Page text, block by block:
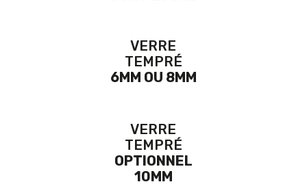
VERRE
TEMPRÉ
6MM OU 8MM
VERRE
TEMPRÉ
OPTIONNEL
10MM